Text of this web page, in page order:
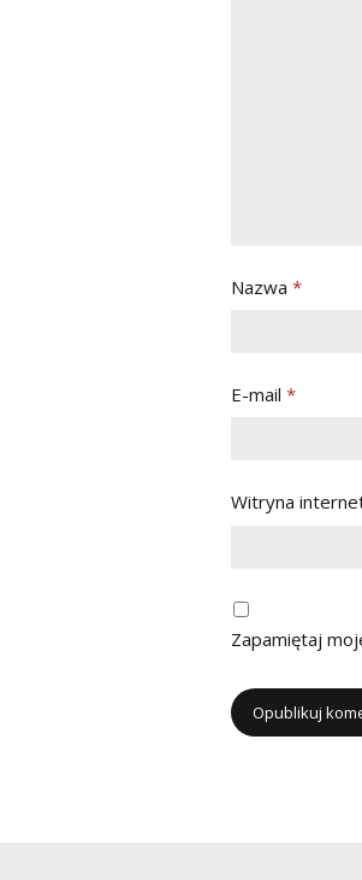
Nazwa *
E-mail *
Witryna
Zapamiętaj